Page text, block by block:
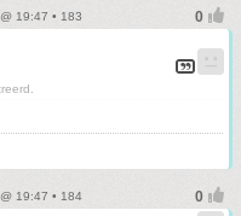
19:47 • 183
19:47 • 184